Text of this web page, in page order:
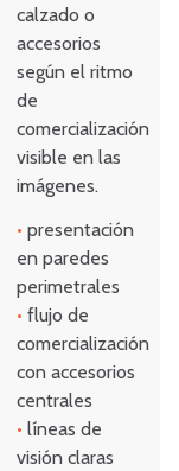
calzado o
accesorios
según el ritmo
de
comercialización
visible en las
imágenes.
• presentación
en paredes
perimetrales
• flujo de
comercialización
con accesorios
centrales
• líneas de
visión claras